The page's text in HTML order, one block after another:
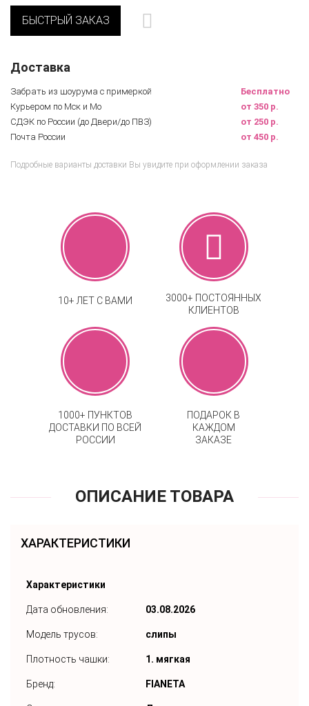
БЫСТРЫЙ ЗАКАЗ
Доставка
Забрать из шоурума с примеркой
Бесплатно
Курьером по Мск и Мо
от 350 р.
СДЭК по России (до Двери/до ПВЗ)
от 250 р.
Почта России
от 450 р.
Подробные варианты доставки Вы увидите при оформлении заказа
10+ ЛЕТ С ВАМИ
3000+ ПОСТОЯННЫХ
КЛИЕНТОВ
1000+ ПУНКТОВ
ДОСТАВКИ ПО ВСЕЙ
РОССИИ
ПОДАРОК В
КАЖДОМ
ЗАКАЗЕ
ОПИСАНИЕ ТОВАРА
ХАРАКТЕРИСТИКИ
Характеристики
Дата обновления: 03.08.2026
Модель трусов: слипы
Плотность чашки: 1. мягкая
Бренд: FIANETA